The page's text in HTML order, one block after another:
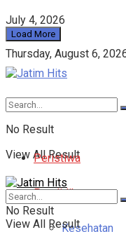
July 4, 2026
Load More
Thursday, August 6,
No Result
View All Result
Peristiwa
Pendidikan
Kesehatan
No Result
View All Result